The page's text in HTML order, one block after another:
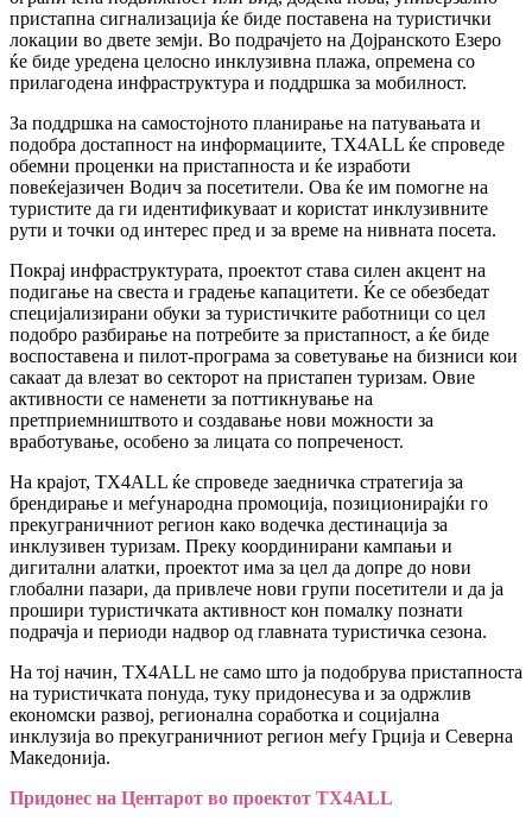
пристапна сигнализација ќе биде поставена на туристички
локации во двете земји. Во подрачјето на Дојранското Езеро
ќе биде уредена целосно инклузивна плажа, опремена со
прилагодена инфраструктура и поддршка за мобилност.
За поддршка на самостојното планирање на патувањата и
подобра достапност на информациите, TX4ALL ќе спроведе
обемни проценки на пристапноста и ќе изработи
повеќејазичен Водич за посетители. Ова ќе им помогне на
туристите да ги идентификуваат и користат инклузивните
рути и точки од интерес пред и за време на нивната посета.
Покрај инфраструктурата, проектот става силен акцент на
подигање на свеста и градење капацитети. Ќе се обезбедат
специјализирани обуки за туристичките работници со цел
подобро разбирање на потребите за пристапност, а ќе биде
воспоставена и пилот-програма за советување на бизниси кои
сакаат да влезат во секторот на пристапен туризам. Овие
активности се наменети за поттикнување на
претприемништвото и создавање нови можности за
вработување, особено за лицата со попреченост.
На крајот, TX4ALL ќе спроведе заедничка стратегија за
брендирање и меѓународна промоција, позиционирајќи го
прекуграничниот регион како водечка дестинација за
инклузивен туризам. Преку координирани кампањи и
дигитални алатки, проектот има за цел да допре до нови
глобални пазари, да привлече нови групи посетители и да ја
прошири туристичката активност кон помалку познати
подрачја и периоди надвор од главната туристичка сезона.
На тој начин, TX4ALL не само што ја подобрува пристапноста
на туристичката понуда, туку придонесува и за одржлив
економски развој, регионална соработка и социјална
инклузија во прекуграничниот регион меѓу Грција и Северна
Македонија.
Придонес на Центарот во проектот TX4ALL